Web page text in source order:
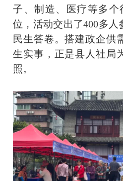
子、制造、医疗等多个
位，活动交出了400多
民生答卷。搭建政企供
生实事，正是县人社局
照。